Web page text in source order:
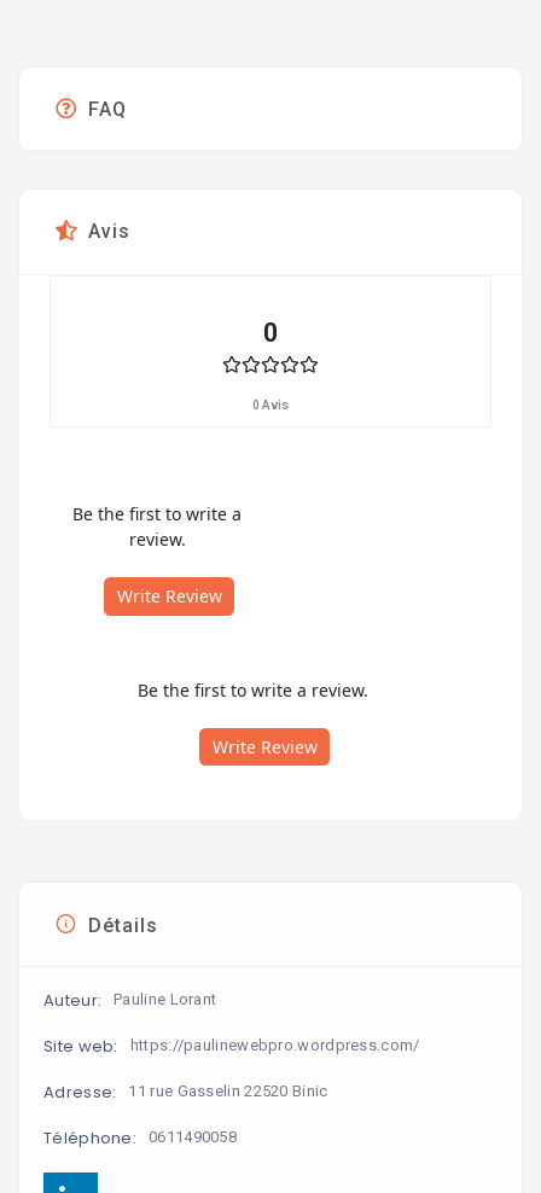
FAQ
Avis
0
0 Avis
Be the first to write a
review.
Write Review
Be the first to write a review.
Write Review
Détails
Auteur: Pauline Lorant
Site web: https://paulinewebpro.wordpress.com/
Adresse: 11 rue Gasselin 22520 Binic
Téléphone: 0611490058